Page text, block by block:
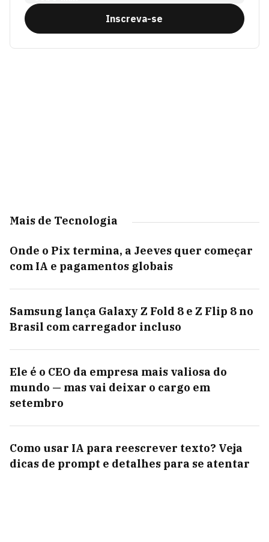
Inscreva-se
Mais de Tecnologia
Onde o Pix termina, a Jeeves quer começar
com IA e pagamentos globais
Samsung lança Galaxy Z Fold 8 e Z Flip 8 no
Brasil com carregador incluso
Ele é o CEO da empresa mais valiosa do
mundo — mas vai deixar o cargo em
setembro
Como usar IA para reescrever texto? Veja
dicas de prompt e detalhes para se atentar